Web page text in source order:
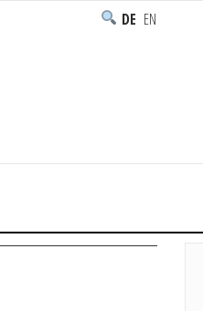
DEUTSCH
ENGLISH